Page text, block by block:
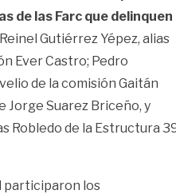
de las Farc que delinquen
Gutiérrez Yépez, alias
Ever Castro; Pedro
de la comisión Gaitán
Jorge Suarez Briceño, y
Robledo de la Estructura
participaron los